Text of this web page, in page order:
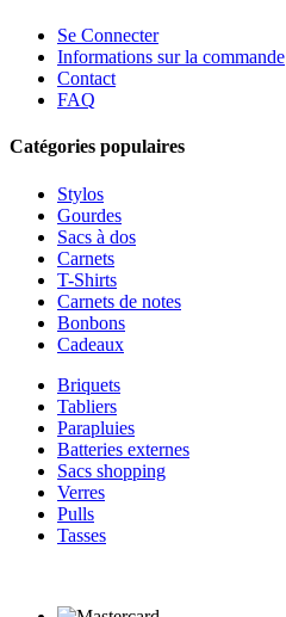
Se Connecter
Informations sur la commande
Contact
FAQ
Catégories populaires
Stylos
Gourdes
Sacs à dos
Carnets
T-Shirts
Carnets de notes
Bonbons
Cadeaux
Briquets
Tabliers
Parapluies
Batteries externes
Sacs shopping
Verres
Pulls
Tasses